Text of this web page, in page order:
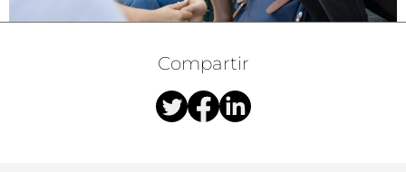
Compartir